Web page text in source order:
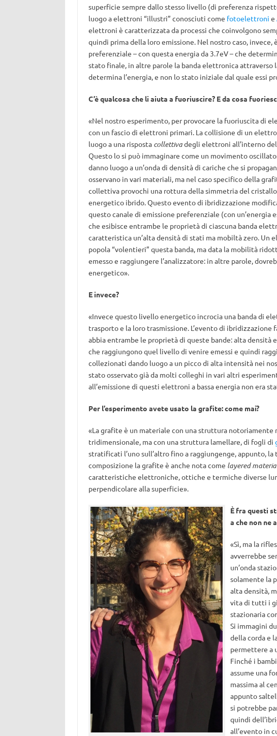
superficie sempre dallo stesso livello (di preferenza
luogo a elettroni “illustri” conosciuti come fotoelettroni e
elettroni è caratterizzata da processi che coinvolgono
quindi prima della loro emissione. Nel nostro caso, invece,
preferenziale – con questa energia da 3.7eV – che
stato finale, in altre parole la banda elettronica attraverso
determina l’energia, e non lo stato iniziale dal quale essi
C’è qualcosa che li aiuta a fuoriuscire? E da cosa
«Nel nostro esperimento, per provocare la fuoriuscita di
con un fascio di elettroni primari. La collisione di un
luogo a una risposta collettivadegli elettroni all’interno
Questo lo si può immaginare come un movimento
danno luogo a un’onda di densità di cariche che si
osservano in vari materiali, ma nel caso specifico della
collettiva provochi una rottura della simmetria del
energetico ibrido. Questo evento di ibridizzazione
questo canale di emissione preferenziale (con un’energia
che esibisce entrambe le proprietà di ciascuna banda
caratteristica un’alta densità di stati ma mobiltà zero. Un
popola “volentieri” questa banda, ma data la mobilità
emesso e raggiungere l’analizzatore: in altre parole,
energetico».
E invece?
«Invece questo livello energetico incrocia una banda di
trasporto e la loro trasmissione. L’evento di
abbia entrambe le proprietà di queste bande: alta
che raggiungono quel livello di venire emessi e quindi
collezionati dando luogo a un picco di alta intensità nei
stato osservato già da molti colleghi in vari altri
all’emissione di questi elettroni a bassa energia non era
Per l’esperimento avete usato la grafite: come mai?
«La grafite è un materiale con una struttura
tridimensionale, ma con una struttura lamellare, di fogli di
stratificati l’uno sull’altro fino a raggiungenge, appunto,
composizione la grafite è anche nota come layered
caratteristiche elettroniche, ottiche e termiche diverse
perpendicolare alla superficie».
È fra questi
a che non ne
«Sì, ma la
avverrebbe
un’onda
solamente la
alta densità,
vita di tutti i
stazionaria
Si immagini
della corda e
permettere a
Finché i
assume una
massima al
appunto
si potrebbe
quindi
all’evento in